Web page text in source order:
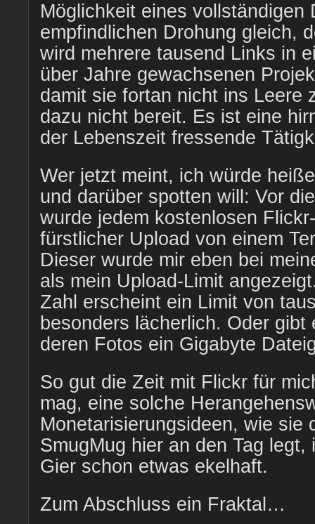
Möglichkeit eines vollständigen
empfindlichen Drohung gleich,
wird mehrere tausend Links in
über Jahre gewachsenen
damit sie fortan nicht ins Leere
dazu nicht bereit. Es ist eine
der Lebenszeit fressende
Wer jetzt meint, ich würde
und darüber spotten will: Vor
wurde jedem kostenlosen
fürstlicher Upload von einem
Dieser wurde mir eben bei
als mein Upload-Limit
Zahl erscheint ein Limit von
besonders lächerlich. Oder gibt
deren Fotos ein Gigabyte
So gut die Zeit mit Flickr für
mag, eine solche
Monetarisierungsideen, wie sie
SmugMug hier an den Tag
Gier schon etwas ekelhaft.
Zum Abschluss ein Fraktal…